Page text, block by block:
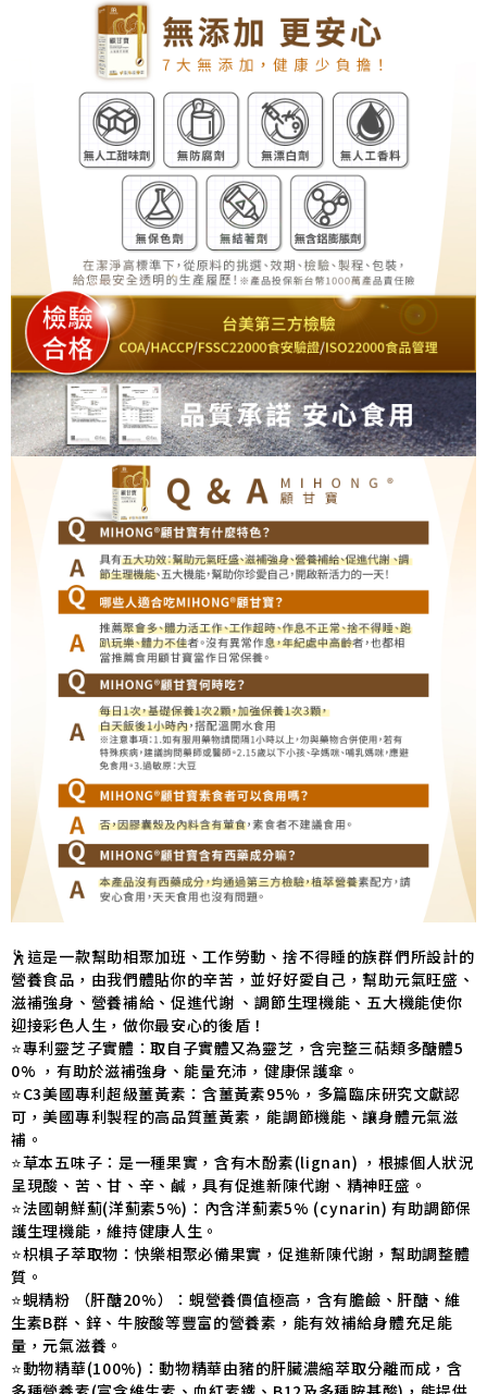
🕺這是一款幫助相聚加班、工作勞動、捨不得睡的族群們所設計的
營養食品，由我們體貼你的辛苦，並好好愛自己，幫助元氣旺盛、
滋補強身、營養補給、促進代謝 、調節生理機能、五大機能使你
迎接彩色人生，做你最安心的後盾！
⭐️專利靈芝子實體：取自子實體又為靈芝，含完整三萜類多醣體5
0% ，有助於滋補強身、能量充沛，健康保護傘。
⭐C3美國專利超級薑黃素：含薑黃素95%，多篇臨床研究文獻認
可，美國專利製程的高品質薑黃素，能調節機能、讓身體元氣滋
補。
⭐草本五味子：是一種果實，含有木酚素(lignan) ，根據個人狀況
呈現酸、苦、甘、辛、鹹，具有促進新陳代謝、精神旺盛。
⭐️法國朝鮮薊(洋薊素5%)：內含洋薊素5% (cynarin) 有助調節保
護生理機能，維持健康人生。
⭐️枳椇子萃取物：快樂相聚必備果實，促進新陳代謝，幫助調整體
質。
⭐蜆精粉 （肝醣20%）：蜆營養價值極高，含有膽鹼、肝醣、維
生素B群、鋅、牛胺酸等豐富的營養素，能有效補給身體充足能
量，元氣滋養。
⭐動物精華(100%)：動物精華由豬的肝臟濃縮萃取分離而成，含